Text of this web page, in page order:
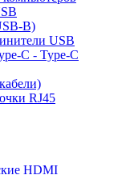
B)
USB
C - Type-C
RJ45
HDMI